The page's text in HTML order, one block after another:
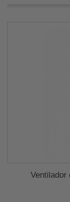
Ventilador